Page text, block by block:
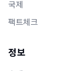
국제
팩트체크
정보